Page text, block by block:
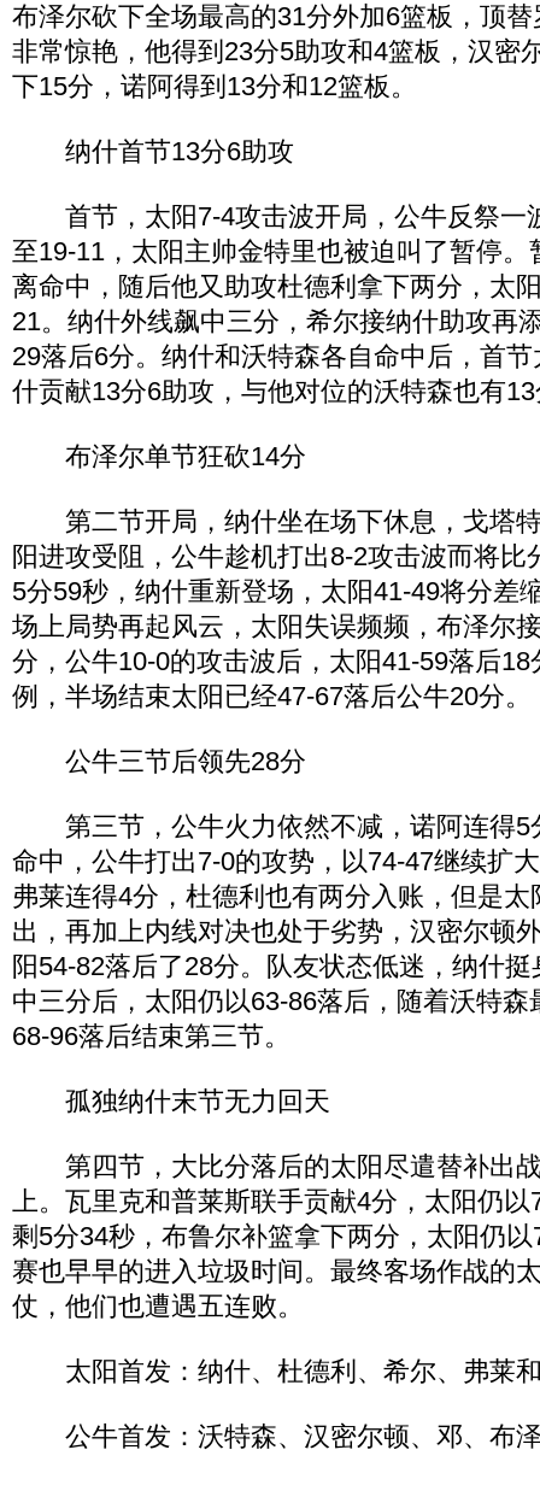
布泽尔砍下全场最高的31分外加6篮板，顶
非常惊艳，他得到23分5助攻和4篮板，汉密
下15分，诺阿得到13分和12篮板。
纳什首节13分6助攻
首节，太阳7-4攻击波开局，公牛反祭一
至19-11，太阳主帅金特里也被迫叫了暂停
离命中，随后他又助攻杜德利拿下两分，太
21。纳什外线飙中三分，希尔接纳什助攻再
29落后6分。纳什和沃特森各自命中后，首
什贡献13分6助攻，与他对位的沃特森也有
布泽尔单节狂砍14分
第二节开局，纳什坐在场下休息，戈塔
阳进攻受阻，公牛趁机打出8-2攻击波而将比
5分59秒，纳什重新登场，太阳41-49将分差
场上局势再起风云，太阳失误频频，布泽尔
分，公牛10-0的攻击波后，太阳41-59落后
例，半场结束太阳已经47-67落后公牛20分。
公牛三节后领先28分
第三节，公牛火力依然不减，诺阿连得5
命中，公牛打出7-0的攻势，以74-47继续扩
弗莱连得4分，杜德利也有两分入账，但是
出，再加上内线对决也处于劣势，汉密尔顿
阳54-82落后了28分。队友状态低迷，纳什
中三分后，太阳仍以63-86落后，随着沃特
68-96落后结束第三节。
孤独纳什末节无力回天
第四节，大比分落后的太阳尽遣替补出
上。瓦里克和普莱斯联手贡献4分，太阳仍以
剩5分34秒，布鲁尔补篮拿下两分，太阳仍
赛也早早的进入垃圾时间。最终客场作战的
仗，他们也遭遇五连败。
太阳首发：纳什、杜德利、希尔、弗莱
公牛首发：沃特森、汉密尔顿、邓、布